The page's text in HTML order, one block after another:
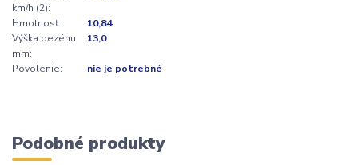
km/h (2):
Hmotnosť:
10,84
Výška dezénu
mm:
13,0
Povolenie: nie je potrebné
Podobné produkty